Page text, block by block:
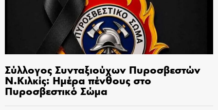
Σύλλογος Συνταξιούχων Πυροσβεστών
Ν.Κιλκίς: Ημέρα πένθους στο
Πυροσβεστικό Σώμα